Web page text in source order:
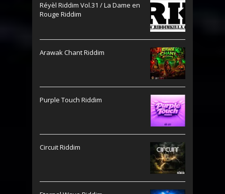
Réyèl Riddim Vol.31 / La Dame en
Rouge Riddim
Arawak Chant Riddim
Purple Touch Riddim
Circuit Riddim